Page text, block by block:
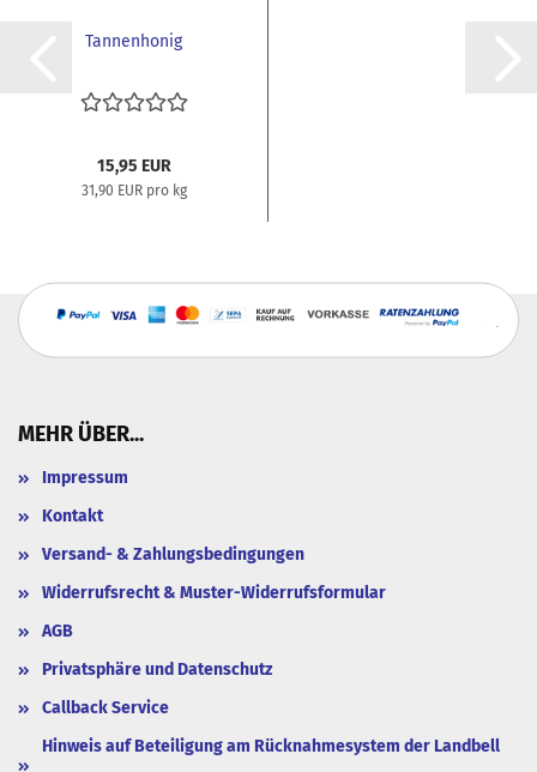
Tannenhonig
15,95 EUR
31,90 EUR pro kg
MEHR ÜBER...
Impressum
Kontakt
Versand- & Zahlungsbedingungen
Widerrufsrecht & Muster-Widerrufsformular
AGB
Privatsphäre und Datenschutz
Callback Service
Hinweis auf Beteiligung am Rücknahmesystem der Landbell